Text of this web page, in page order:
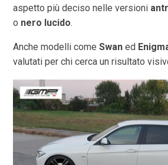
aspetto più deciso nelle versioni
o nero lucido.
Anche modelli comeSwan ed
valutati per chi cerca un risultato